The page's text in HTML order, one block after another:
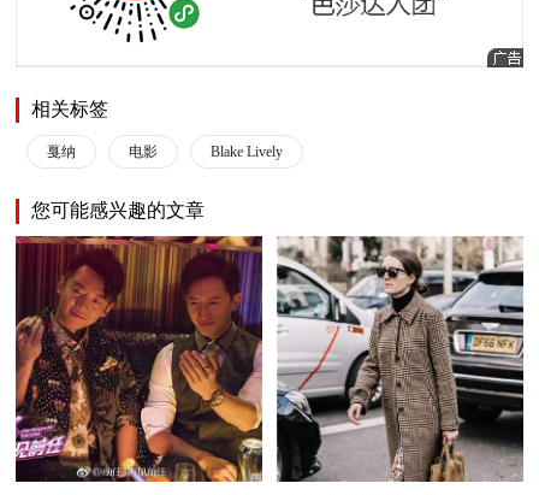
相关标签
戛纳 电影 Blake Lively
您可能感兴趣的文章